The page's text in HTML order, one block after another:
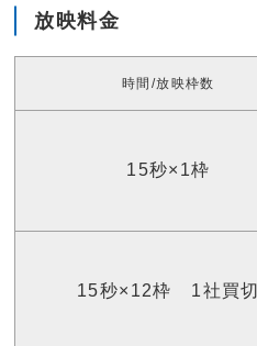
放映料金
時間/放映枠数
15秒×1枠
15秒×12枠 1社買切